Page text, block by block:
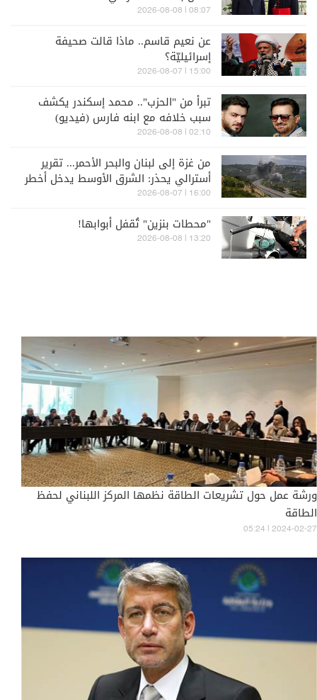
08:07 | 2026-08-08
عن نعيم قاسم.. ماذا قالت صحيفة
إسرائيليّة؟
15:00 | 2026-08-07
تبرأ من "الحزب".. محمد إسكندر يكشف
سبب خلافه مع ابنه فارس (فيديو)
02:10 | 2026-08-08
من غزة إلى لبنان والبحر الأحمر... تقرير
أسترالي يحذر: الشرق الأوسط يدخل أخطر
مراحله
16:00 | 2026-08-07
"محطات بنزين" تُقفل أبوابها!
13:20 | 2026-08-08
ورشة عمل حول تشريعات الطاقة نظمها المركز اللبناني لحفظ
الطاقة
05:24 | 2024-02-27